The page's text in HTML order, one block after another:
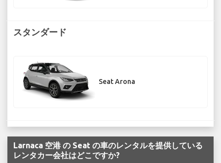
スタンダード
Seat Arona
Larnaca 空港 の Seat の車のレンタルを提供している
レンタカー会社はどこですか?